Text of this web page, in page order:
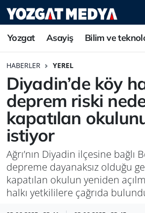
Yozgat Asayiş Bilim ve
HABERLER YEREL
Diyadin’de köy
deprem riski
kapatılan
istiyor
Ağrı’nın Diyadin ilçesine bağlı
depreme dayanaksız olduğu
kapatılan okulun yeniden
halkı yetkililere çağrıda